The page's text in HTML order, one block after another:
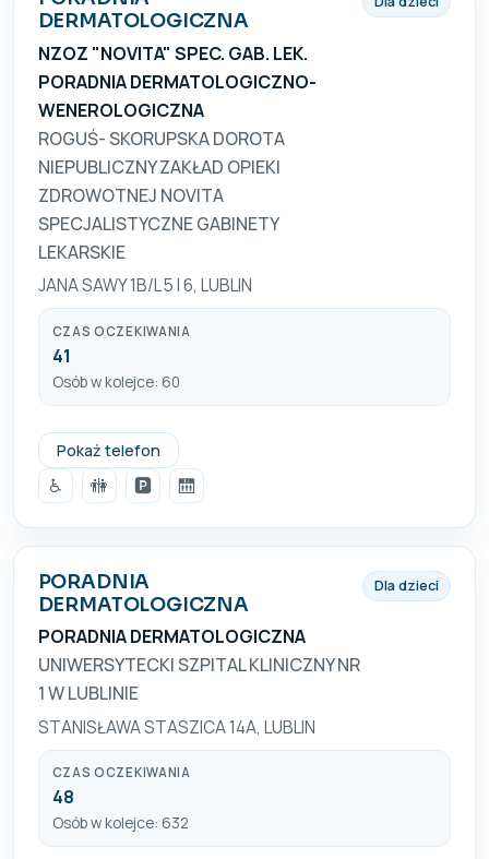
DERMATOLOGICZNA
NZOZ "NOVITA" SPEC. GAB. LEK.
PORADNIA DERMATOLOGICZNO-
WENEROLOGICZNA
ROGUŚ- SKORUPSKA DOROTA
NIEPUBLICZNY ZAKŁAD OPIEKI
ZDROWOTNEJ NOVITA
SPECJALISTYCZNE GABINETY
LEKARSKIE
JANA SAWY 1B/L 5 I 6, LUBLIN
CZAS OCZEKIWANIA
41
Osób w kolejce: 60
Pokaż telefon
(81) 4761807
♿
🚻 🅿️ 🛗
PORADNIA
DERMATOLOGICZNA
PORADNIA DERMATOLOGICZNA
UNIWERSYTECKI SZPITAL KLINICZNY NR
1 W LUBLINIE
STANISŁAWA STASZICA 14A, LUBLIN
Dla dzieci
CZAS OCZEKIWANIA
48
Osób w kolejce: 632